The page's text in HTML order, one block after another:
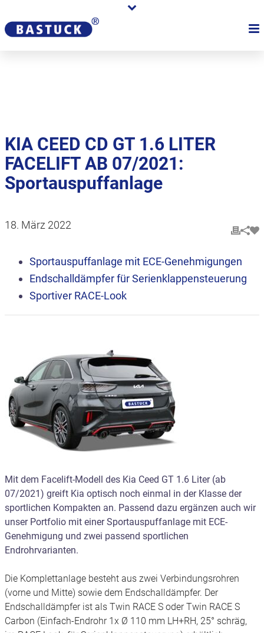
Händler
KIA CEED CD GT 1.6 LITER
FACELIFT AB 07/2021:
Sportauspuffanlage
18. März 2022
Sportauspuffanlage mit ECE-Genehmigungen
Endschalldämpfer für Serienklappensteuerung
Sportiver RACE-Look
Mit dem Facelift-Modell des Kia Ceed GT 1.6 Liter (ab
07/2021) greift Kia optisch noch einmal in der Klasse der
sportlichen Kompakten an. Passend dazu ergänzen auch wir
unser Portfolio mit einer Sportauspuffanlage mit ECE-
Genehmigung und zwei passend sportlichen
Endrohrvarianten.
Die Komplettanlage besteht aus zwei Verbindungsrohren
(vorne und Mitte) sowie dem Endschalldämpfer. Der
Endschalldämpfer ist als Twin RACE S oder Twin RACE S
Carbon (Einfach-Endrohr 1x Ø 110 mm LH+RH, 25° schräg,